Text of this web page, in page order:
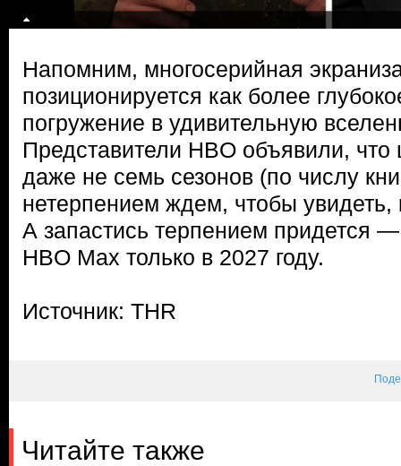
Напомним, многосерийная
позиционируется как более
погружение в удивительную
Представители HBO объявили, что
даже не семь сезонов (по числу
нетерпением ждем, чтобы увидеть,
А запастись терпением придется
HBO Max только в 2027 году.
Источник: THR
Читайте также